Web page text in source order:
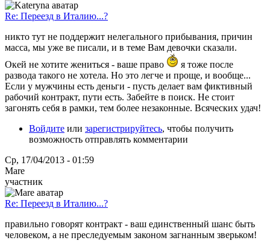
Re: Переезд в Италию...?
никто тут не поддержит нелегального прибывания, причин
масса, мы уже ве писали, и в теме Вам девочки сказали.
Окей не хотите жениться - ваше право
я тоже после
развода такого не хотела. Но это легче и проще, и вообще...
Если у мужчины есть деньги - пусть делает вам фиктивный
рабочий контракт, пути есть. Забейте в поиск. Не стоит
загонять себя в рамки, тем более незаконные. Всяческих удач!
Войдите или зарегистрируйтесь, чтобы получить
возможность отправлять комментарии
Ср, 17/04/2013 - 01:59
Mare
участник
Re: Переезд в Италию...?
правильно говорят контракт - ваш единственный шанс быть
человеком, а не преследуемым законом загнанным зверьком!